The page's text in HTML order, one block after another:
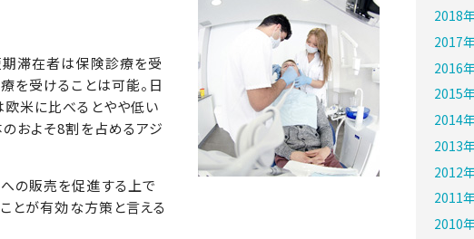
期滞在者は保険診療を受
を受けることは可能。日
米に比べるとやや低い
およそ8割を占めるアジ
の販売を促進する上で
ことが有効な方策と言える
2018
2017
2016
2015
2014
2013
2012
2011
2010